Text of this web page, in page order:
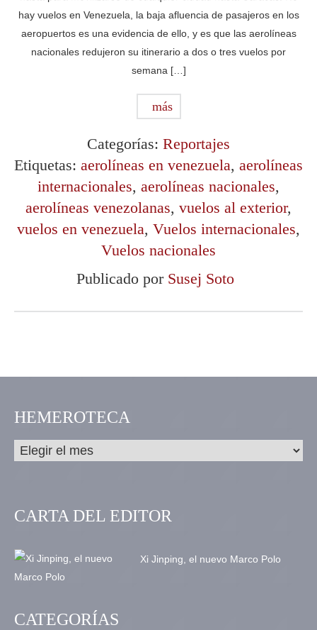
hay vuelos en Venezuela, la baja afluencia de pasajeros en los
aeropuertos es una evidencia de ello, y es que las aerolíneas
nacionales redujeron su itinerario a dos o tres vuelos por
semana […]
más
Categorías: Reportajes
Etiquetas: aerolíneas en venezuela, aerolíneas
internacionales, aerolíneas nacionales,
aerolíneas venezolanas, vuelos al exterior,
vuelos en venezuela, Vuelos internacionales,
Vuelos nacionales
Publicado por Susej Soto
HEMEROTECA
CARTA DEL EDITOR
Xi Jinping, el nuevo Marco Polo
CATEGORÍAS